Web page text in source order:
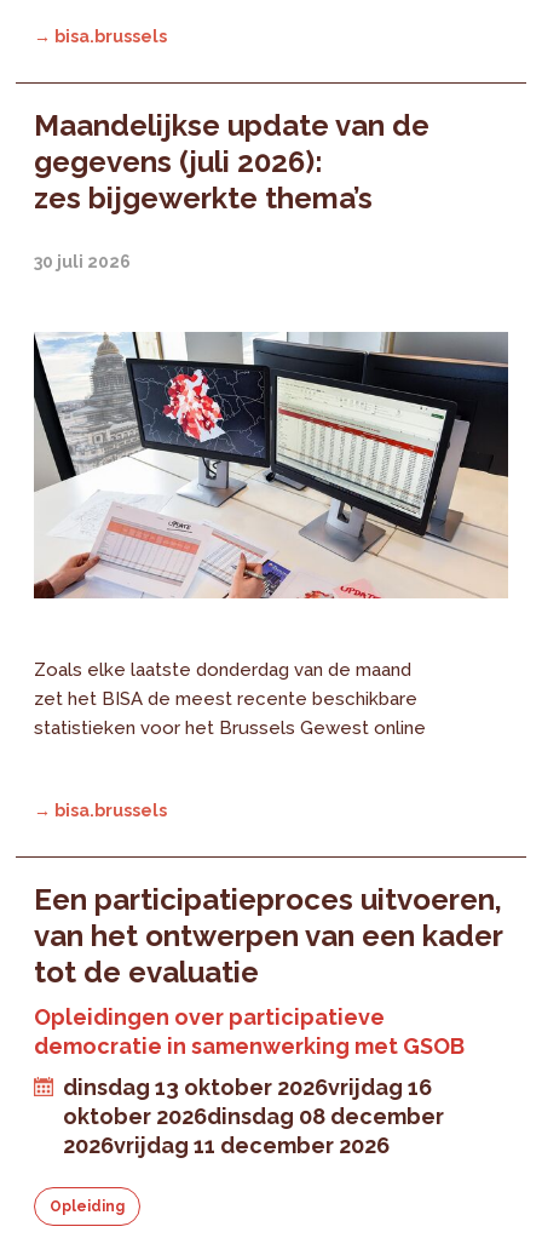
→ bisa.brussels
Maandelijkse update van de
gegevens (juli 2026):
zes bijgewerkte thema’s
30 juli 2026
Zoals elke laatste donderdag van de maand
zet het BISA de meest recente beschikbare
statistieken voor het Brussels Gewest online
→ bisa.brussels
Een participatieproces uitvoeren,
van het ontwerpen van een kader
tot de evaluatie
Opleidingen over participatieve
democratie in samenwerking met GSOB
dinsdag 13 oktober 2026vrijdag 16
oktober 2026dinsdag 08 december
2026vrijdag 11 december 2026
Opleiding